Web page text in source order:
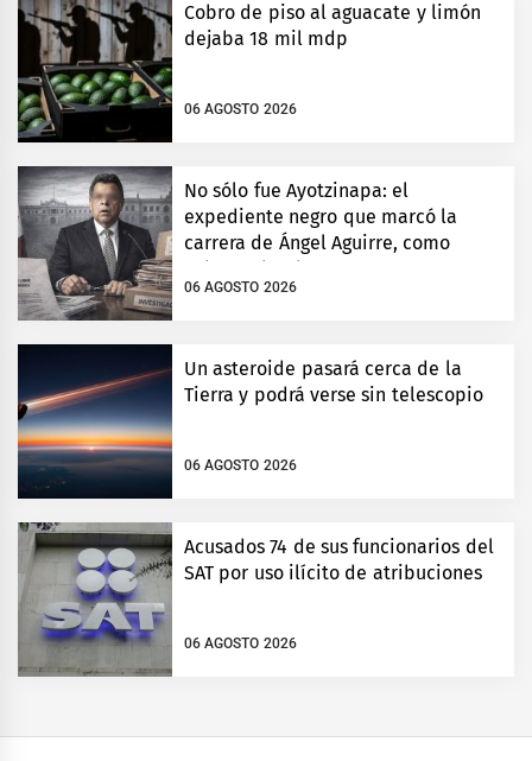
Cobro de piso al aguacate y limón
dejaba 18 mil mdp
06 AGOSTO 2026
No sólo fue Ayotzinapa: el
expediente negro que marcó la
carrera de Ángel Aguirre, como
06 AGOSTO 2026
Un asteroide pasará cerca de la
Tierra y podrá verse sin telescopio
06 AGOSTO 2026
Acusados 74 de sus funcionarios del
SAT por uso ilícito de atribuciones
06 AGOSTO 2026